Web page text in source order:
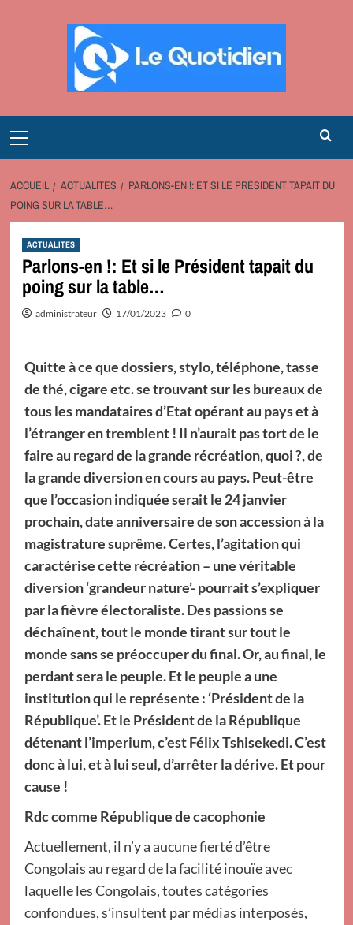
Menu
ACCUEIL ACTUALITES
PARLONS-EN !: ET SI LE PRÉSIDENT TAPAIT DU
POING SUR LA TABLE…
ACTUALITES
Parlons-en !: Et si le Président tapait du
poing sur la table…
administrateur 17/01/2023 0
Quitte à ce que dossiers, stylo, téléphone, tasse
de thé, cigare etc. se trouvant sur les bureaux de
tous les mandataires d’Etat opérant au pays et à
l’étranger en tremblent ! Il n’aurait pas tort de le
faire au regard de la grande récréation, quoi ?, de
la grande diversion en cours au pays. Peut-être
que l’occasion indiquée serait le 24 janvier
prochain, date anniversaire de son accession à la
magistrature suprême. Certes, l’agitation qui
caractérise cette récréation – une véritable
diversion ‘grandeur nature’- pourrait s’expliquer
par la fièvre électoraliste. Des passions se
déchaînent, tout le monde tirant sur tout le
monde sans se préoccuper du final. Or, au final, le
perdant sera le peuple. Et le peuple a une
institution qui le représente : ‘Président de la
République’. Et le Président de la République
détenant l’imperium, c’est Félix Tshisekedi. C’est
donc à lui, et à lui seul, d’arrêter la dérive. Et pour
cause !
Rdc comme République de cacophonie
Actuellement, il n’y a aucune fierté d’être
Congolais au regard de la facilité inouïe avec
laquelle les Congolais, toutes catégories
confondues, s’insultent par médias interposés,